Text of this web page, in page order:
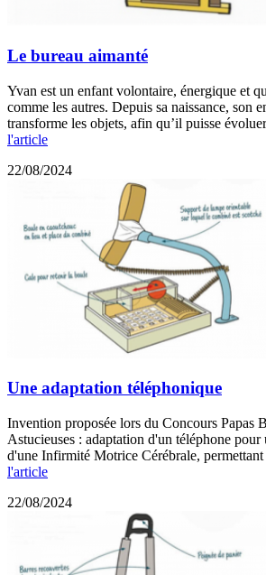
Le bureau aimanté
Yvan est un enfant volontaire, énergique et
comme les autres. Depuis sa naissance, son
transforme les objets, afin qu’il puisse
l'article
22/08/2024
Une adaptation téléphonique
Invention proposée lors du Concours Papas
Astucieuses : adaptation d'un téléphone pour
d'une Infirmité Motrice Cérébrale,
l'article
22/08/2024